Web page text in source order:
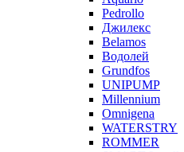
Pedrollo
Джилекс
Belamos
Водолей
Grundfos
UNIPUMP
Millennium
Omnigena
WATERSTRY
ROMMER